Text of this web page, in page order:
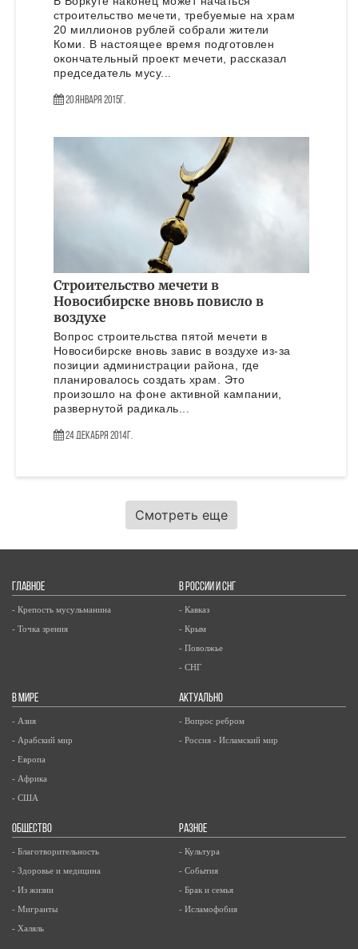
строительство мечети, требуемые на храм
20 миллионов рублей собрали жители
Коми. В настоящее время подготовлен
окончательный проект мечети, рассказал
председатель мусу...
20 Января 2015г.
Строительство мечети в
Новосибирске вновь повисло в
воздухе
Вопрос строительства пятой мечети в
Новосибирске вновь завис в воздухе из-за
позиции администрации района, где
планировалось создать храм. Это
произошло на фоне активной кампании,
развернутой радикаль...
24 Декабря 2014г.
Смотреть еще
ГЛАВНОЕ
- Крепость мусульманина
- Точка зрения
В РОССИИ И СНГ
- Кавказ
- Крым
- Поволжье
- СНГ
В МИРЕ
- Азия
- Арабский мир
- Европа
- Африка
- США
АКТУАЛЬНО
- Вопрос ребром
- Россия - Исламский мир
ОБЩЕСТВО
- Благотворительность
- Здоровье и медицина
- Из жизни
- Мигранты
- Халяль
РАЗНОЕ
- Культура
- События
- Брак и семья
- Исламофобия